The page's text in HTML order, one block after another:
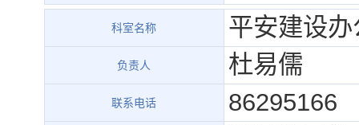
科室名称 平安建设办
负责人 杜易儒
联系电话 86295166